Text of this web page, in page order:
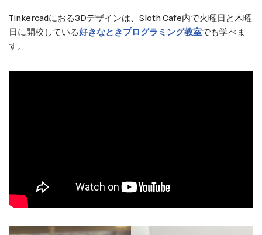
Tinkercadにおる3Dデザインは、Sloth Cafe内で火曜日と木曜
日に開校している好きなときプログラミング教室でも学べま
す。